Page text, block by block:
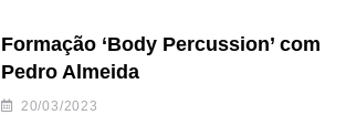
Formação ‘Body Percussion’ com
Pedro Almeida
20/03/2023